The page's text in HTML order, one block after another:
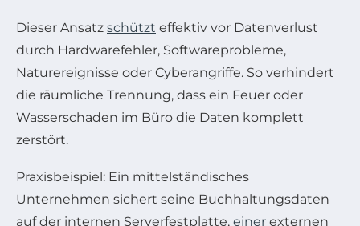
Dieser Ansatz schützt effektiv vor Datenverlust
durch Hardwarefehler, Softwareprobleme,
Naturereignisse oder Cyberangriffe. So verhindert
die räumliche Trennung, dass ein Feuer oder
Wasserschaden im Büro die Daten komplett
zerstört.
Praxisbeispiel: Ein mittelständisches
Unternehmen sichert seine Buchhaltungsdaten
auf der internen Serverfestplatte, einer externen